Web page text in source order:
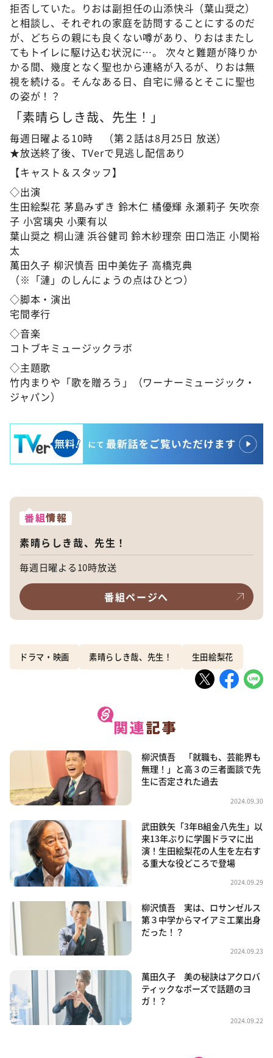
拒否していた。りおは副担任の山添快斗（葉山奨之）
と相談し、それぞれの家庭を訪問することにするのだ
が、どちらの親にも良くない噂があり、りおはまたし
てもトイレに駆け込む状況に…。 次々と難題が降りか
かる間、幾度となく聖也から連絡が入るが、りおは無
視を続ける。そんなある日、自宅に帰るとそこに聖也
の姿が！？
「素晴らしき哉、先生！」
毎週日曜よる10時 （第２話は8月25日 放送）
★放送終了後、TVerで見逃し配信あり
【キャスト＆スタッフ】
◇出演
生田絵梨花 茅島みずき 鈴木仁 橘優輝 永瀬莉子 矢吹奈
子 小宮璃央 小栗有以
葉山奨之 桐山漣 浜谷健司 鈴木紗理奈 田口浩正 小関裕
太
萬田久子 柳沢慎吾 田中美佐子 高橋克典
（※「漣」のしんにょうの点はひとつ）
◇脚本・演出
宅間孝行
◇音楽
コトブキミュージックラボ
◇主題歌
竹内まりや「歌を贈ろう」（ワーナーミュージック・
ジャパン）
番組情報
素晴らしき哉、先生！
毎週日曜よる10時放送
番組ページへ
ドラマ・映画 素晴らしき哉、先生！ 生田絵梨花
柳沢慎吾 「就職も、芸能界も
無理！」と高３の三者面談で先
生に否定された過去
2024.09.30
武田鉄矢「3年B組金八先生」以
来13年ぶりに学園ドラマに出
演！生田絵梨花の人生を左右す
る重大な役どころで登場
2024.09.29
柳沢慎吾 実は、ロサンゼルス
第３中学からマイアミ工業出身
だった！？
2024.09.23
萬田久子 美の秘訣はアクロバ
ティックなポーズで話題のヨ
ガ！？
2024.09.22